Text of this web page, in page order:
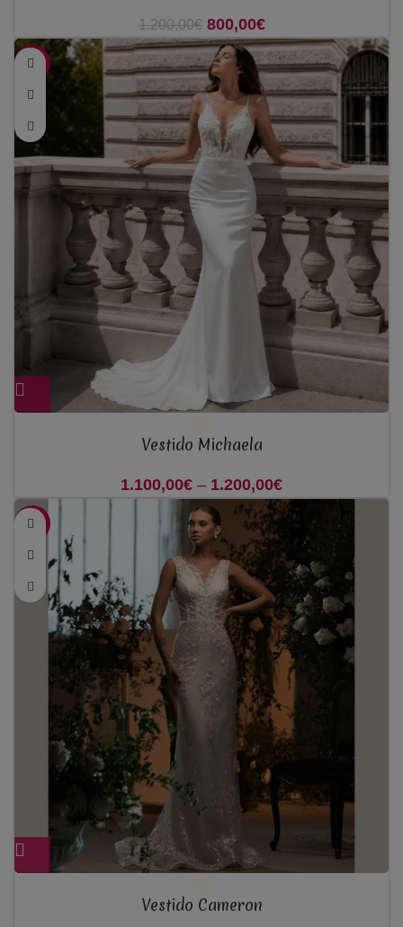
1.200,00€
O preço original era:
1.200,00€.
800,00€
800,00€.
-45%
Vestido Michaela
1.100,00€ – 1.200,00€
1.100,00€
through
1.200,00€
-50%
Vestido Cameron